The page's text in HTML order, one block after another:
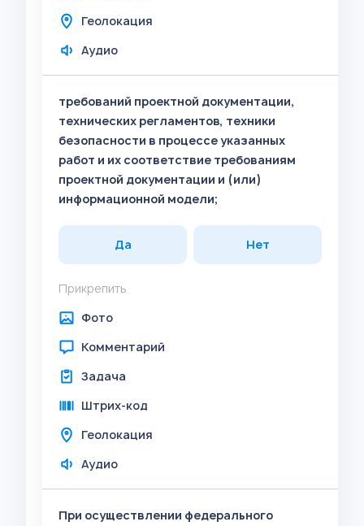
Геолокация
Аудио
требований проектной документации,
технических регламентов, техники
безопасности в процессе указанных
работ и их соответствие требованиям
проектной документации и (или)
информационной модели;
Да Нет
Прикрепить
Фото
Комментарий
Задача
Штрих-код
Геолокация
Аудио
При осуществлении федерального